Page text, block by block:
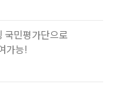
국민평가단으로
가능!